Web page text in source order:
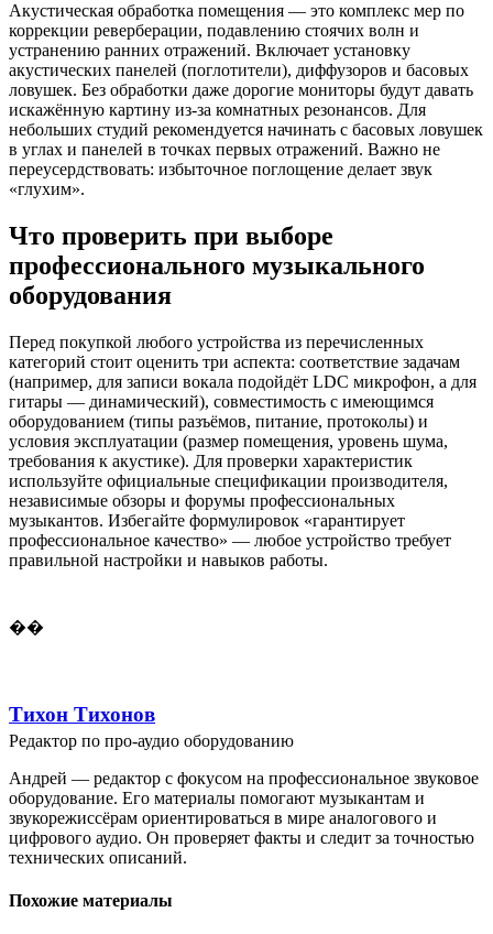
Акустическая обработка помещения — это комплекс мер по
коррекции реверберации, подавлению стоячих волн и
устранению ранних отражений. Включает установку
акустических панелей (поглотители), диффузоров и басовых
ловушек. Без обработки даже дорогие мониторы будут давать
искажённую картину из-за комнатных резонансов. Для
небольших студий рекомендуется начинать с басовых ловушек
в углах и панелей в точках первых отражений. Важно не
переусердствовать: избыточное поглощение делает звук
«глухим».
Что проверить при выборе
профессионального музыкального
оборудования
Перед покупкой любого устройства из перечисленных
категорий стоит оценить три аспекта: соответствие задачам
(например, для записи вокала подойдёт LDC микрофон, а для
гитары — динамический), совместимость с имеющимся
оборудованием (типы разъёмов, питание, протоколы) и
условия эксплуатации (размер помещения, уровень шума,
требования к акустике). Для проверки характеристик
используйте официальные спецификации производителя,
независимые обзоры и форумы профессиональных
музыкантов. Избегайте формулировок «гарантирует
профессиональное качество» — любое устройство требует
правильной настройки и навыков работы.
��
Тихон Тихонов
Редактор по про-аудио оборудованию
Андрей — редактор с фокусом на профессиональное звуковое
оборудование. Его материалы помогают музыкантам и
звукорежиссёрам ориентироваться в мире аналогового и
цифрового аудио. Он проверяет факты и следит за точностью
технических описаний.
Похожие материалы